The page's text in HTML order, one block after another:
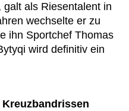
als Riesentalent in
wechselte er zu
ihn Sportchef Thomas
wird definitiv ein